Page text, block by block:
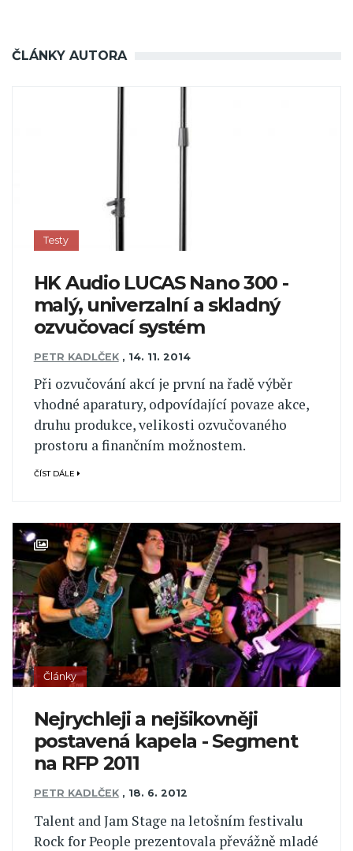
ČLÁNKY AUTORA
Testy
HK Audio LUCAS Nano 300 -
malý, univerzalní a skladný
ozvučovací systém
PETR KADLČEK , 14. 11. 2014
Při ozvučování akcí je první na řadě výběr
vhodné aparatury, odpovídající povaze akce,
druhu produkce, velikosti ozvučovaného
prostoru a finančním možnostem.
ČÍST DÁLE
Články
Nejrychleji a nejšikovněji
postavená kapela - Segment
na RFP 2011
PETR KADLČEK , 18. 6. 2012
Talent and Jam Stage na letošním festivalu
Rock for People prezentovala převážně mladé